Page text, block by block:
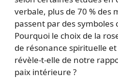
verbale, plus de 70 % des
passent par des symboles
Pourquoi le choix de la
de résonance spirituelle
révèle-t-elle de notre
paix intérieure ?